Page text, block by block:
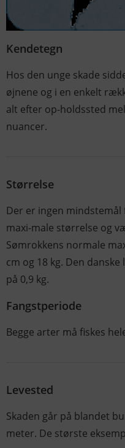
Kendetegn
Hos den unge skade
øjnene og i en enkelt
alt efter op-holdssted
nuancer.
Størrelse
Der er ingen mindstemål
maxi-male størrelse og
Sømrokkens normale
cm og 18 kg. Den
på 0,9 kg.
Fangstperiode
Begge arter må fiskes
Levested
Skaden går på blandet
meter. De største